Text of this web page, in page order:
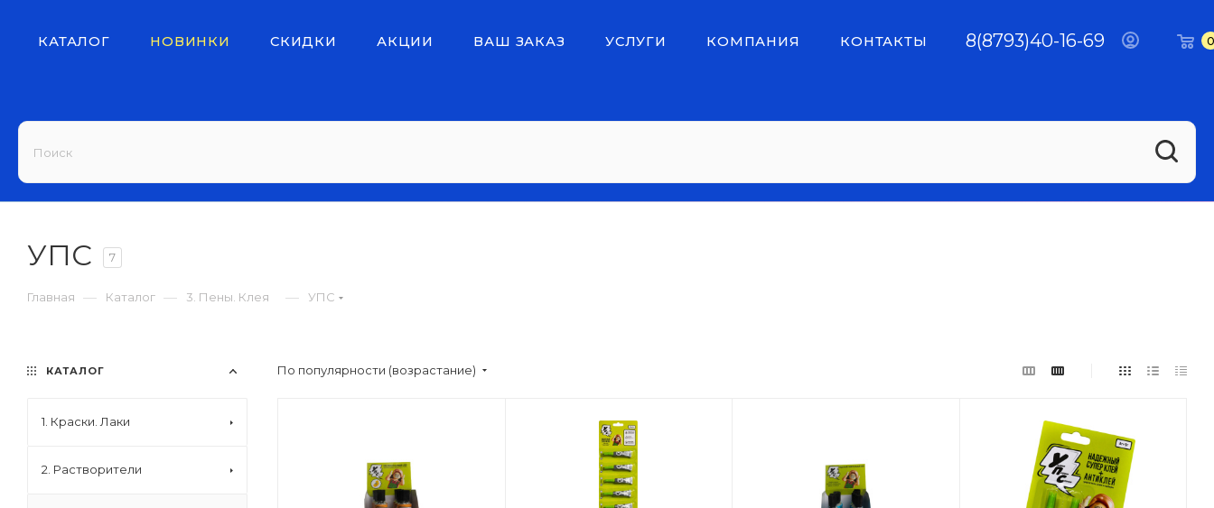
8(8793)40-16-69
КАТАЛОГ НОВИНКИ СКИДКИ АКЦИИ ВАШ ЗАКАЗ УСЛУГИ КОМПАНИЯ КОНТАКТЫ 0
УПС 7
Главная — Каталог — 3. Пены. Клея — УПС
По популярности (возрастание)
КАТАЛОГ
1. Краски. Лаки
2. Растворители